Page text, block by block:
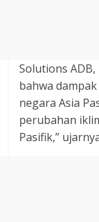
Solutions
bahwa
negara Asia
perubahan
Pasifik,”